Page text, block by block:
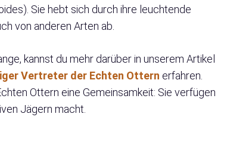
Sie hebt sich durch ihre leuchtende
von anderen Arten ab.
kannst du mehr darüber in unserem Artikel
Vertreter der Echten Ottern erfahren.
Ottern eine Gemeinsamkeit: Sie verfügen
Jägern macht.